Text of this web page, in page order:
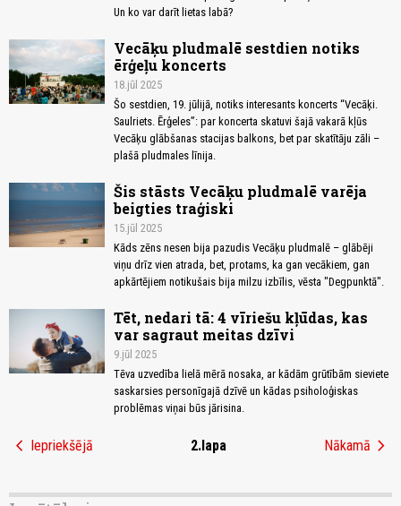
Un ko var darīt lietas labā?
Vecāķu pludmalē sestdien notiks
ērģeļu koncerts
18.jūl 2025
Šo sestdien, 19. jūlijā, notiks interesants koncerts “Vecāķi.
Saulriets. Ērģeles”: par koncerta skatuvi šajā vakarā kļūs
Vecāķu glābšanas stacijas balkons, bet par skatītāju zāli –
plašā pludmales līnija.
Šis stāsts Vecāķu pludmalē varēja
beigties traģiski
15.jūl 2025
Kāds zēns nesen bija pazudis Vecāķu pludmalē – glābēji
viņu drīz vien atrada, bet, protams, ka gan vecākiem, gan
apkārtējiem notikušais bija milzu izbīlis, vēsta "Degpunktā".
Tēt, nedari tā: 4 vīriešu kļūdas, kas
var sagraut meitas dzīvi
9.jūl 2025
Tēva uzvedība lielā mērā nosaka, ar kādām grūtībām sieviete
saskarsies personīgajā dzīvē un kādas psiholoģiskas
problēmas viņai būs jārisina.
chevron_left Iepriekšējā 2.lapa Nākamā chevron_right